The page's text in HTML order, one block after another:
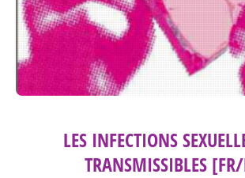
LES INFECTIONS
TRANSMISSIBLES